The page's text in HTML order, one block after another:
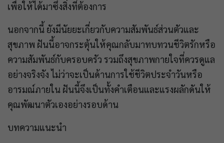
เพื่อให้ได้มาซึ่งสิ่งที่ต้องการ
นอกจากนี้ ยังมีนัยยะเกี่ยวกับความสัมพันธ์ส่วนตัวและ
สุขภาพ ฝันนี้อาจกระตุ้นให้คุณกลับมาทบทวนชีวิตรักหรือ
ความสัมพันธ์กับครอบครัว รวมถึงสุขภาพกายใจที่ควรดูแล
อย่างจริงจัง ไม่ว่าจะเป็นด้านการใช้ชีวิตประจำวันหรือ
อารมณ์ภายใน ฝันนี้จึงเป็นทั้งคำเตือนและแรงผลักดันให้
คุณพัฒนาตัวเองอย่างรอบด้าน
บทความแนะนำ